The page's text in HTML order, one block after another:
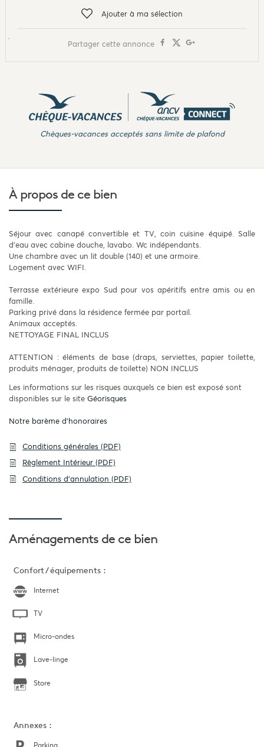
Ajouter à ma sélection
Partager cette annonce
Chèques-vacances acceptés sans limite de plafond
À propos de ce bien
Séjour avec canapé convertible et TV, coin cuisine équipé. Salle
d'eau avec cabine douche, lavabo. Wc indépendants.
Une chambre avec un lit double (140) et une armoire.
Logement avec WIFI.
Terrasse extérieure expo Sud pour vos apéritifs entre amis ou en
famille.
Parking privé dans la résidence fermée par portail.
Animaux acceptés.
NETTOYAGE FINAL INCLUS
ATTENTION : éléments de base (draps, serviettes, papier toilette,
produits ménager, produits de toilette) NON INCLUS
Les informations sur les risques auxquels ce bien est exposé sont
disponibles sur le site Géorisques
Notre barème d'honoraires
Conditions générales (PDF)
Règlement Intérieur (PDF)
Conditions d'annulation (PDF)
Aménagements de ce bien
Confort / équipements :
Internet
TV
Micro-ondes
Lave-linge
Store
Annexes :